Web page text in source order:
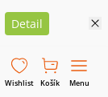
Detail
Wishlist Košík Menu